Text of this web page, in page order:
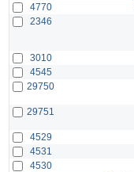
4770
2346
3010
4545
29750
29751
4529
4531
4530